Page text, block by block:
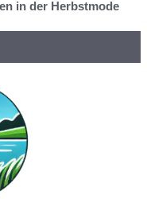
in der Herbstmode